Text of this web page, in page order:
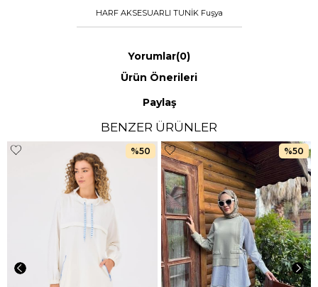
HARF AKSESUARLI TUNİK Fuşya
Yorumlar(0)
Ürün Önerileri
Paylaş
BENZER ÜRÜNLER
%50 %50